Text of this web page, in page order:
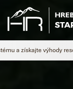
výhody resortu od